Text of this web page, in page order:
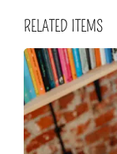
RELATED ITEMS